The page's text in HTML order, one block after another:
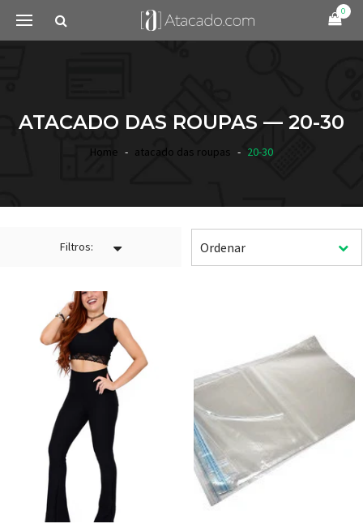
0
ATACADO DAS ROUPAS — 20-30
Home atacado das roupas 20-30
Filtros: